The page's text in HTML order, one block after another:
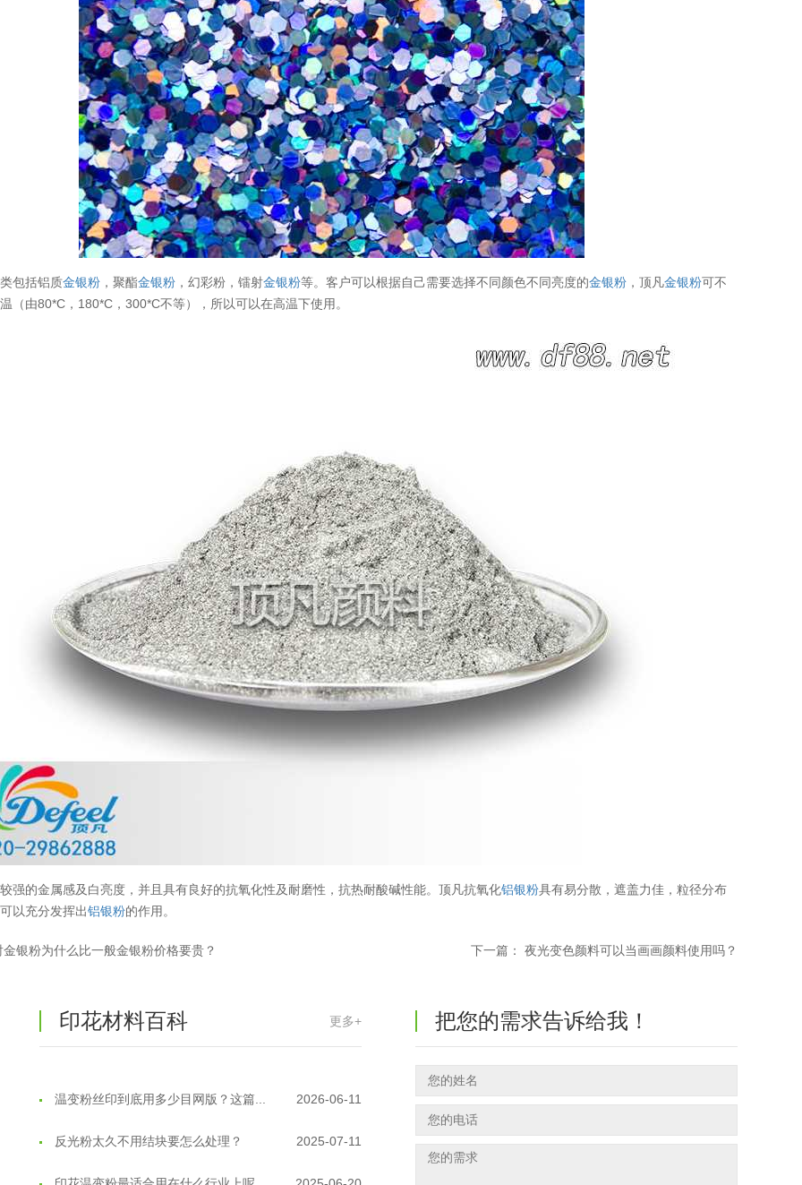
包括铝质金银粉 ，聚酯金银粉 ，幻彩粉，镭射金银粉等。客户可以根据自己需要选择不同颜色不同亮度的金银粉 ，顶凡金银粉可不
（由80*C，180*C，300*C不等），所以可以在高温下使用。
强的金属感及白亮度，并且具有良好的抗氧化性及耐磨性，抗热耐酸碱性能。顶凡抗氧化铝银粉具有易分散，遮盖力佳，粒径分布
以充分发挥出铝银粉的作用。
金银粉为什么比一般金银粉价格要贵？ 下一篇： 夜光变色颜料可以当画画颜料使用吗？
印花材料百科 更多+
温变粉丝印到底用多少目网版？这篇... 2026-06-11
反光粉太久不用结块要怎么处理？ 2025-07-11
印花温变粉最适合用在什么行业上呢... 2025-06-20
油性反光粉怎么印花效果最好？
超细反光粉怎么印牢度才会更好？
外墙涂料中怎么添加反光粉使用？
超细反光粉需要搭配什么胶浆使用？
把您的需求告诉给我！